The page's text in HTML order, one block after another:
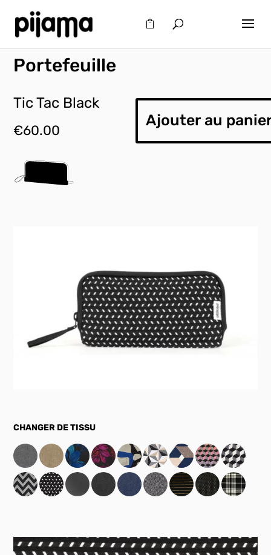
Portefeuille
Tic Tac Black
€60.00
Ajouter au